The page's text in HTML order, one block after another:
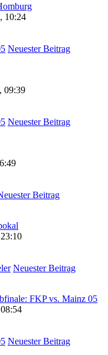
10:24
Neuester Beitrag
09:39
Neuester Beitrag
Beitrag
Neuester Beitrag
FKP vs. Mainz 05
Neuester Beitrag